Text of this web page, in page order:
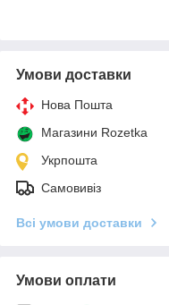
Умови доставки
Нова Пошта
Магазини Rozetka
Укрпошта
Самовивіз
Всі умови доставки
Умови оплати